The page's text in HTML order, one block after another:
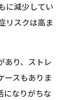
に減少してい
リスクは高ま
あり、ストレ
ースもありま
になりがちな